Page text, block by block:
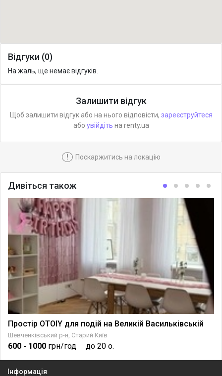
Відгуки (0)
На жаль, ще немає відгуків.
Залишити відгук
Щоб залишити відгук або на нього відповісти, зареєструйтеся
або увійдіть на renty.ua
! Поскаржитись на локацію
Дивіться також
Простір OTOIY для подій на Великій Васильківській
Шевченківський р-н, Старий Київ
600 - 1000 грн/год до 20 о.
Інформація